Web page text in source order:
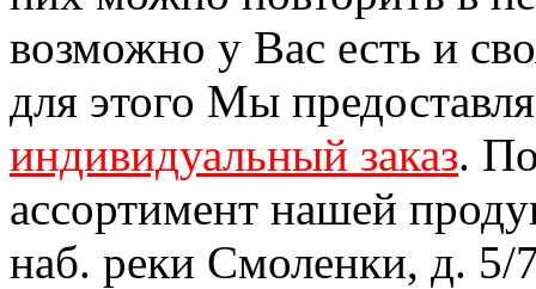
возможно у Вас есть и
для этого Мы
индивидуальный заказ.
ассортимент нашей
наб. реки Смоленки, д. 5/